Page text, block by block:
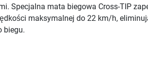
Specjalna mata biegowa Cross-TIP
maksymalnej do 22 km/h,
biegu.